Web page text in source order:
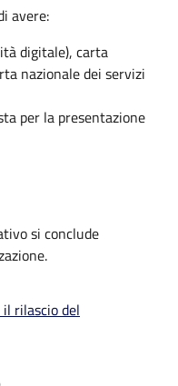
avere:
digitale), carta
nazionale dei servizi
per la presentazione
si conclude
rilascio del